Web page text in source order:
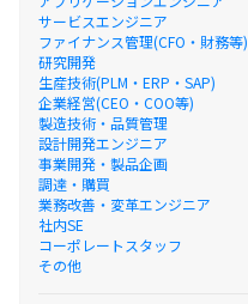
サービスエンジニア
ファイナンス管理(CFO・財務等)
研究開発
生産技術(PLM・ERP・SAP)
企業経営(CEO・COO等)
製造技術・品質管理
設計開発エンジニア
事業開発・製品企画
調達・購買
業務改善・変革エンジニア
社内SE
コーポレートスタッフ
その他